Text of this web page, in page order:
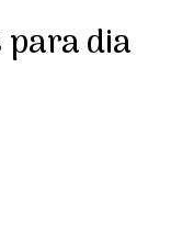
para dia